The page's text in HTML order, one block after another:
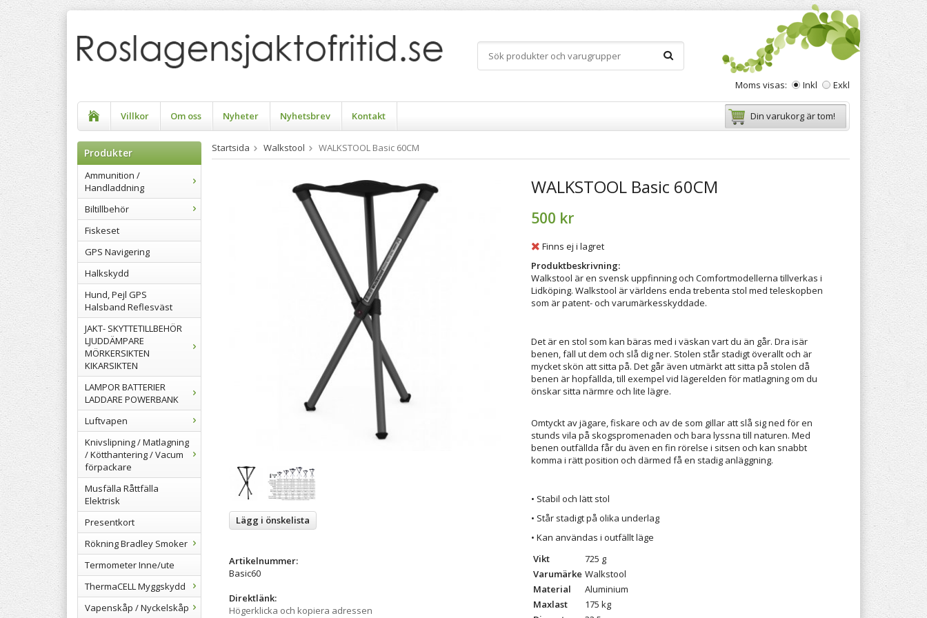
Moms visas: Inkl Exkl
Villkor Om oss Nyheter Nyhetsbrev Kontakt Din varukorg är tom!
Produkter
Ammunition /
Handladdning
Biltillbehör
Fiskeset
GPS Navigering
Halkskydd
Hund, Pejl GPS
Halsband Reflesväst
JAKT- SKYTTETILLBEHÖR
LJUDDÄMPARE
MÖRKERSIKTEN
KIKARSIKTEN
LAMPOR BATTERIER
LADDARE POWERBANK
Luftvapen
Knivslipning / Matlagning
/ Kötthantering / Vacum
förpackare
Musfälla Råttfälla
Elektrisk
Presentkort
Rökning Bradley Smoker
Termometer Inne/ute
ThermaCELL Myggskydd
Vapenskåp / Nyckelskåp
Startsida Walkstool WALKSTOOL Basic 60CM
WALKSTOOL Basic 60CM
500 kr
Finns ej i lagret
Produktbeskrivning:
Walkstool är en svensk uppfinning och Comfortmodellerna tillverkas i
Lidköping. Walkstool är världens enda trebenta stol med teleskopben
som är patent- och varumärkesskyddade.
Det är en stol som kan bäras med i väskan vart du än går. Dra isär
benen, fäll ut dem och slå dig ner. Stolen står stadigt överallt och är
mycket skön att sitta på. Det går även utmärkt att sitta på stolen då
benen är hopfällda, till exempel vid lägerelden för matlagning om du
önskar sitta närmre och lite lägre.
Omtyckt av jägare, fiskare och av de som gillar att slå sig ned för en
stunds vila på skogspromenaden och bara lyssna till naturen. Med
benen outfällda får du även en fin rörelse i sitsen och kan snabbt
komma i rätt position och därmed få en stadig anläggning.
• Stabil och lätt stol
• Står stadigt på olika underlag
• Kan användas i outfällt läge
Vikt
725 g
Varumärke Walkstool
Material
Aluminium
Maxlast
175 kg
Lägg i önskelista
Artikelnummer:
Basic60
Direktlänk:
Högerklicka och kopiera adressen